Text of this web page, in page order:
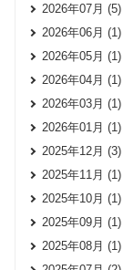
2026年07月 (5)
2026年06月 (1)
2026年05月 (1)
2026年04月 (1)
2026年03月 (1)
2026年01月 (1)
2025年12月 (3)
2025年11月 (1)
2025年10月 (1)
2025年09月 (1)
2025年08月 (1)